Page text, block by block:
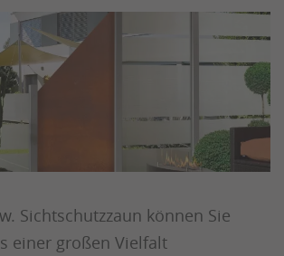
Sichtschutzzaun können Sie
einer großen Vielfalt